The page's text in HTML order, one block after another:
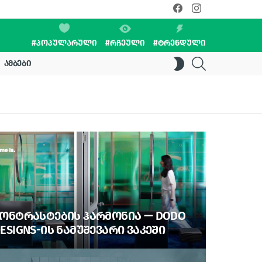
facebookinstagram
#ᲞᲝᲞᲣᲚᲐᲠᲣᲚᲘ #ᲠᲩᲔᲣᲚᲘ #ᲢᲠᲔᲜᲓᲣᲚᲘ
ᲐᲛᲑᲔᲑᲘ
SWITCH
SKIN
ᲰᲐᲠᲛᲝᲜᲘᲐ — DODO
ᲘᲡ ᲜᲐᲛᲣᲨᲔᲕᲐᲠᲘ ᲕᲐᲙᲔᲨᲘ